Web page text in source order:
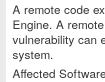
A remote code
Engine. A
vulnerability can
system.
Affected